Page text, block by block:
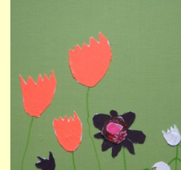
KONTAKTY
PŘÍMĚSTSKÝ TÁBOR
MISS VÝTVARNÝ MODEL